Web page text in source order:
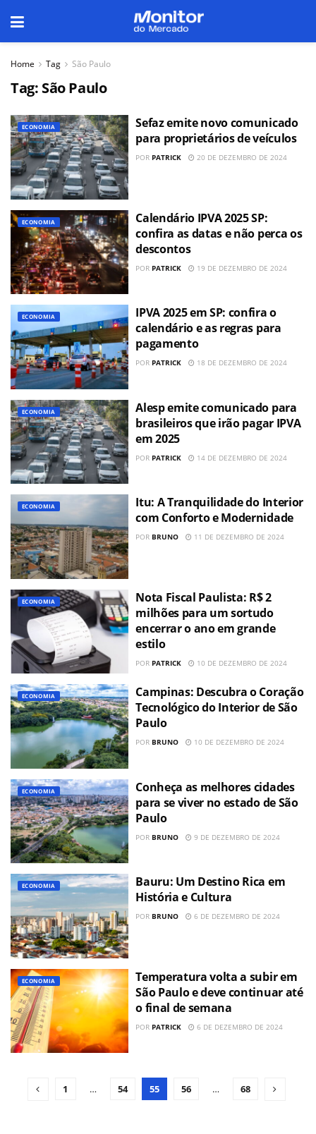
Home Tag São Paulo
Tag: São Paulo
ECONOMIA
Sefaz emite novo comunicado
para proprietários de veículos
POR PATRICK 20 DE DEZEMBRO DE 2024
ECONOMIA
Calendário IPVA 2025 SP:
confira as datas e não perca os
descontos
POR PATRICK 19 DE DEZEMBRO DE 2024
ECONOMIA
IPVA 2025 em SP: confira o
calendário e as regras para
pagamento
POR PATRICK 18 DE DEZEMBRO DE 2024
ECONOMIA
Alesp emite comunicado para
brasileiros que irão pagar IPVA
em 2025
POR PATRICK 14 DE DEZEMBRO DE 2024
ECONOMIA
Itu: A Tranquilidade do Interior
com Conforto e Modernidade
POR BRUNO 11 DE DEZEMBRO DE 2024
ECONOMIA
Nota Fiscal Paulista: R$ 2
milhões para um sortudo
encerrar o ano em grande
estilo
POR PATRICK 10 DE DEZEMBRO DE 2024
ECONOMIA
Campinas: Descubra o Coração
Tecnológico do Interior de São
Paulo
POR BRUNO 10 DE DEZEMBRO DE 2024
ECONOMIA
Conheça as melhores cidades
para se viver no estado de São
Paulo
POR BRUNO 9 DE DEZEMBRO DE 2024
ECONOMIA
Bauru: Um Destino Rica em
História e Cultura
POR BRUNO 6 DE DEZEMBRO DE 2024
ECONOMIA
Temperatura volta a subir em
São Paulo e deve continuar até
o final de semana
POR PATRICK 6 DE DEZEMBRO DE 2024
1 … 54 55 56 … 68